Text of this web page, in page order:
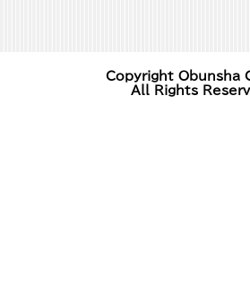
Copyright Obunsha
All Rights